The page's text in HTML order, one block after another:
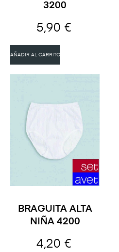
3200
5,90 €
AÑADIR AL CARRITO
BRAGUITA ALTA
NIÑA 4200
4,20 €